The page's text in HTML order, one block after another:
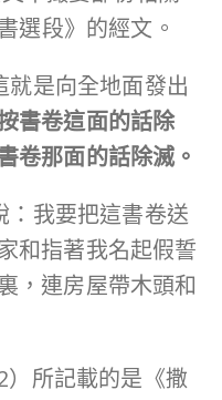
選段》的經文。
就是向全地面發出
書卷這面的話除
卷那面的話除滅。
：我要把這書卷送
和指著我名起假誓
，連房屋帶木頭和
）所記載的是《撒